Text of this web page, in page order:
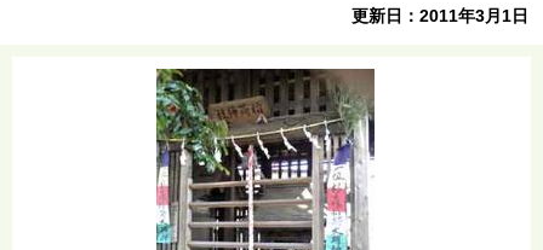
更新日：2011年3月1日